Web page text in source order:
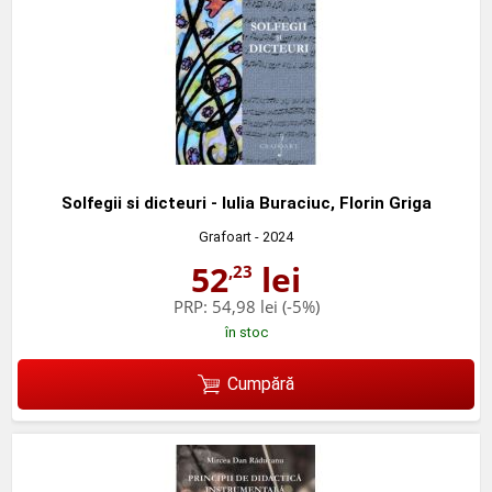
Solfegii si dicteuri - Iulia Buraciuc, Florin Griga
Grafoart - 2024
52,23 lei
PRP: 54,98 lei (-5%)
în stoc
Cumpără